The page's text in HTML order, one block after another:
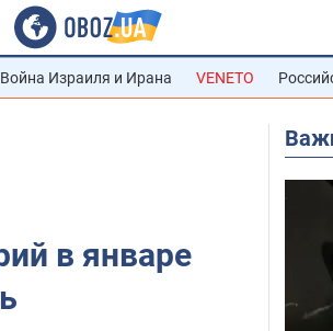
Война Израиля и Ирана VENETO
в январе